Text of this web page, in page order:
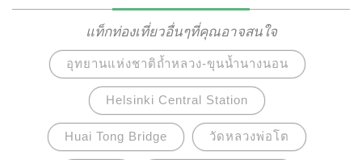
แท็กท่องเที่ยวอื่นๆที่คุณอาจสนใจ
อุทยานแห่งชาติถ้ำหลวง-ขุนน้ำนางนอน
Helsinki Central Station
Huai Tong Bridge วัดหลวงพ่อโต